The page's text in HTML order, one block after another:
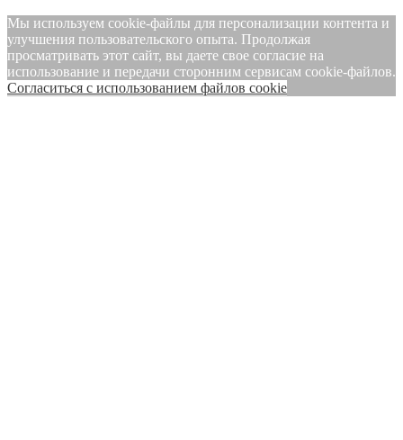
Мы используем cookie-файлы для персонализации контента и
улучшения пользовательского опыта. Продолжая
просматривать этот сайт, вы даете свое согласие на
использование и передачи сторонним сервисам cookie-файлов.
Cогласиться с использованием файлов cookie